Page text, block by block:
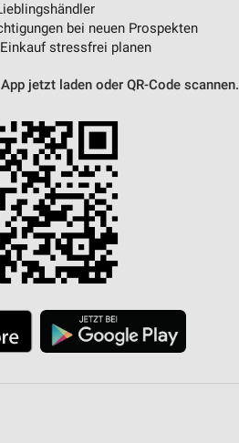
bei neuen Prospekten
stressfrei planen
jetzt laden oder QR-Code scannen.